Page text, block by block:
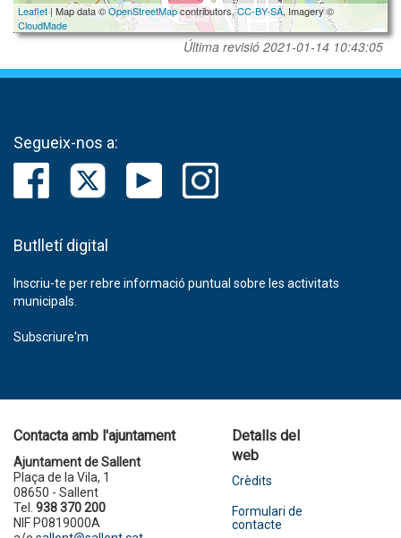
Leaflet| Map data ©OpenStreetMapcontributors,CC-BY-SA, Imagery ©
CloudMade
Última revisió 2021-01-14 10:43:05
Segueix-nos a:
Butlletí digital
Inscriu-te per rebre informació puntual sobre les activitats
municipals.
Subscriure'm
Contacta amb l'ajuntament
Ajuntament de Sallent
Plaça de la Vila, 1
08650 - Sallent
Tel. 938 370 200
NIF P0819000A
Detalls del
web
Crèdits
Formulari de
contacte